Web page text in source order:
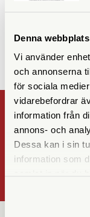
Denna
Vi använder
och annonserna
för sociala
vidarebefordrar
information från
annons- och
Dessa kan i sin
information som
Registrera